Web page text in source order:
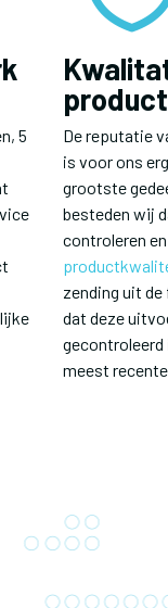
5
De reputatie
is voor ons
grootste
besteden wij
controleren
zending uit
dat deze
gecontroleerd
meest